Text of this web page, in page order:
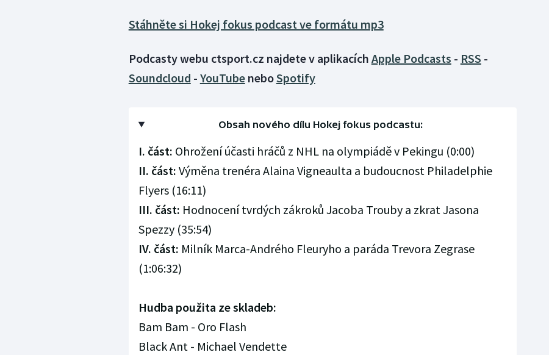
Stáhněte si Hokej fokus podcast ve formátu mp3
Podcasty webu ctsport.cz najdete v aplikacích Apple Podcasts - RSS -
Soundcloud - YouTubeneboSpotify
Obsah nového dílu Hokej fokus podcastu:
I. část: Ohrožení účasti hráčů z NHL na olympiádě v Pekingu (0:00)
II. část: Výměna trenéra Alaina Vigneaulta a budoucnost Philadelphie
Flyers (16:11)
III. část: Hodnocení tvrdých zákroků Jacoba Trouby a zkrat Jasona
Spezzy (35:54)
IV. část: Milník Marca-Andrého Fleuryho a paráda Trevora Zegrase
(1:06:32)
Hudba použita ze skladeb:
Bam Bam - Oro Flash
Black Ant - Michael Vendette